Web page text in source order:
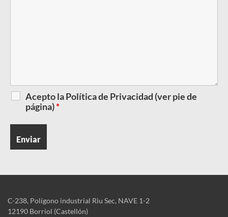
Acepto la Política de Privacidad (ver pie de
página)*
C-238, Polígono industrial Riu Sec, NAVE 1-2
12190 Borriol (Castellón)